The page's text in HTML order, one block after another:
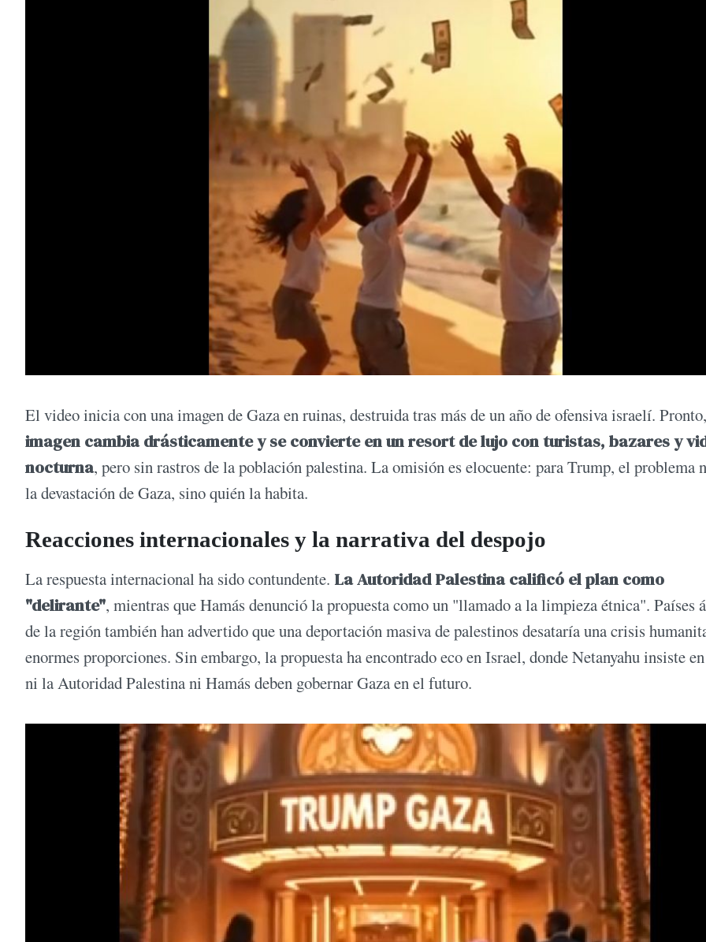
El video inicia con una imagen de Gaza en ruinas, destruida tras más de un año de ofensiva israelí.
imagen cambia drásticamente y se convierte en un resort de lujo con turistas, bazares y
nocturna, pero sin rastros de la población palestina. La omisión es elocuente: para Trump, el problema
la devastación de Gaza, sino quién la habita.
Reacciones internacionales y la narrativa del despojo
La respuesta internacional ha sido contundente. La Autoridad Palestina calificó el plan como
"delirante", mientras que Hamás denunció la propuesta como un "llamado a la limpieza étnica". Países
de la región también han advertido que una deportación masiva de palestinos desataría una crisis
enormes proporciones. Sin embargo, la propuesta ha encontrado eco en Israel, donde Netanyahu insiste
ni la Autoridad Palestina ni Hamás deben gobernar Gaza en el futuro.